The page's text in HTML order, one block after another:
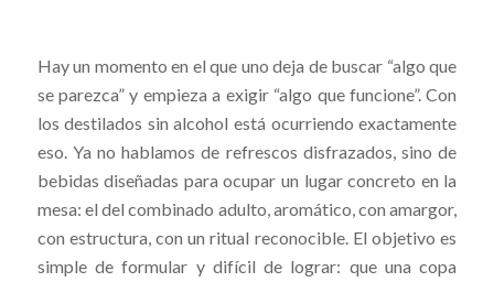
Hay un momento en el que uno deja de buscar “algo que
se parezca” y empieza a exigir “algo que funcione”. Con
los destilados sin alcohol está ocurriendo exactamente
eso. Ya no hablamos de refrescos disfrazados, sino de
bebidas diseñadas para ocupar un lugar concreto en la
mesa: el del combinado adulto, aromático, con amargor,
con estructura, con un ritual reconocible. El objetivo es
simple de formular y difícil de lograr: que una copa